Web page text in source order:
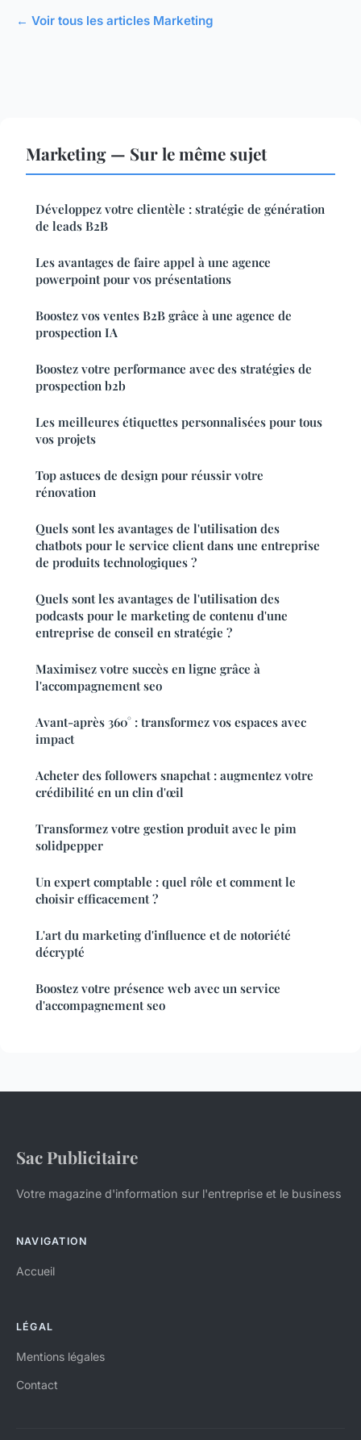
← Voir tous les articles Marketing
Marketing — Sur le même sujet
Développez votre clientèle : stratégie de génération
de leads B2B
Les avantages de faire appel à une agence
powerpoint pour vos présentations
Boostez vos ventes B2B grâce à une agence de
prospection IA
Boostez votre performance avec des stratégies de
prospection b2b
Les meilleures étiquettes personnalisées pour tous
vos projets
Top astuces de design pour réussir votre
rénovation
Quels sont les avantages de l'utilisation des
chatbots pour le service client dans une entreprise
de produits technologiques ?
Quels sont les avantages de l'utilisation des
podcasts pour le marketing de contenu d'une
entreprise de conseil en stratégie ?
Maximisez votre succès en ligne grâce à
l'accompagnement seo
Avant-après 360° : transformez vos espaces avec
impact
Acheter des followers snapchat : augmentez votre
crédibilité en un clin d'œil
Transformez votre gestion produit avec le pim
solidpepper
Un expert comptable : quel rôle et comment le
choisir efficacement ?
L'art du marketing d'influence et de notoriété
décrypté
Boostez votre présence web avec un service
d'accompagnement seo
Sac Publicitaire
Votre magazine d'information sur l'entreprise et le business
NAVIGATION
Accueil
LÉGAL
Mentions légales
Contact